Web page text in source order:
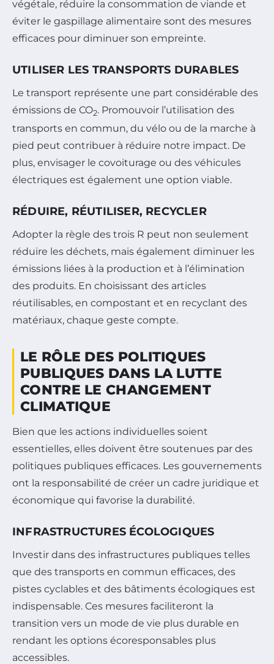
végétale, réduire la consommation de viande et
éviter le gaspillage alimentaire sont des mesures
efficaces pour diminuer son empreinte.
UTILISER LES TRANSPORTS DURABLES
Le transport représente une part considérable des
émissions de CO2. Promouvoir l’utilisation des
transports en commun, du vélo ou de la marche à
pied peut contribuer à réduire notre impact. De
plus, envisager le covoiturage ou des véhicules
électriques est également une option viable.
RÉDUIRE, RÉUTILISER, RECYCLER
Adopter la règle des trois R peut non seulement
réduire les déchets, mais également diminuer les
émissions liées à la production et à l’élimination
des produits. En choisissant des articles
réutilisables, en compostant et en recyclant des
matériaux, chaque geste compte.
LE RÔLE DES POLITIQUES
PUBLIQUES DANS LA LUTTE
CONTRE LE CHANGEMENT
CLIMATIQUE
Bien que les actions individuelles soient
essentielles, elles doivent être soutenues par des
politiques publiques efficaces. Les gouvernements
ont la responsabilité de créer un cadre juridique et
économique qui favorise la durabilité.
INFRASTRUCTURES ÉCOLOGIQUES
Investir dans des infrastructures publiques telles
que des transports en commun efficaces, des
pistes cyclables et des bâtiments écologiques est
indispensable. Ces mesures faciliteront la
transition vers un mode de vie plus durable en
rendant les options écoresponsables plus
accessibles.